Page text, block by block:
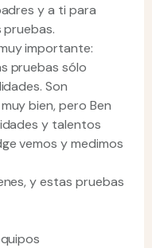
y a ti para
importante:
pruebas sólo
Son
bien, pero Ben
y talentos
vemos y medimos
y estas pruebas